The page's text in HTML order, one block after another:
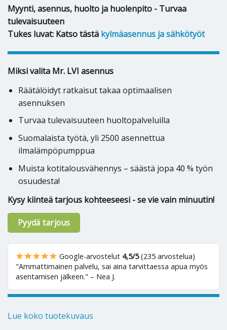
Myynti, asennus, huolto ja huolenpito - Turvaa
tulevaisuuteen
Tukes luvat: Katso tästä kylmäasennus ja sähkötyöt
Miksi valita Mr. LVI asennus
Räätälöidyt ratkaisut takaa optimaalisen
asennuksen
Turvaa tulevaisuuteen huoltopalveluilla
Suomalaista työtä, yli 2500 asennettua
ilmalämpöpumppua
Muista kotitalousvähennys – säästä jopa 40 % työn
osuudesta!
Kysy kiinteä tarjous kohteeseesi - se vie vain minuutin!
Google-arvostelut 4,5/5(235 arvostelua)
"Ammattimainen palvelu, sai aina tarvittaessa apua myös
asentamisen jälkeen." – Nea J.
Pyydä tarjous
Lue koko tuotekuvaus